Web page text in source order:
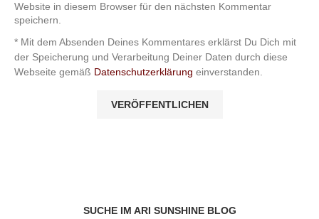
Website in diesem Browser für den nächsten Kommentar
speichern.
* Mit dem Absenden Deines Kommentares erklärst Du Dich mit
der Speicherung und Verarbeitung Deiner Daten durch diese
Webseite gemäß Datenschutzerklärung einverstanden.
SUCHE IM ARI SUNSHINE BLOG